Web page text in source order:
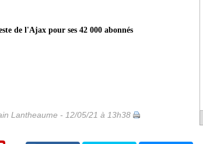
de l'Ajax pour ses 42 000 abonnés
Lantheaume - 12/05/21 à 13h38